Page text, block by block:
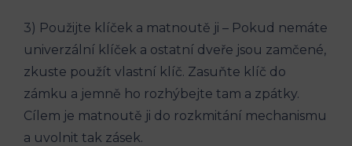
3) Použijte klíček a matnoutě ji – Pokud nemáte
univerzální klíček a ostatní dveře jsou zamčené,
zkuste použít vlastní klíč. Zasuňte klíč do
zámku a jemně ho rozhýbejte tam a zpátky.
Cílem je matnoutě ji do rozkmitání mechanismu
a uvolnit tak zásek.